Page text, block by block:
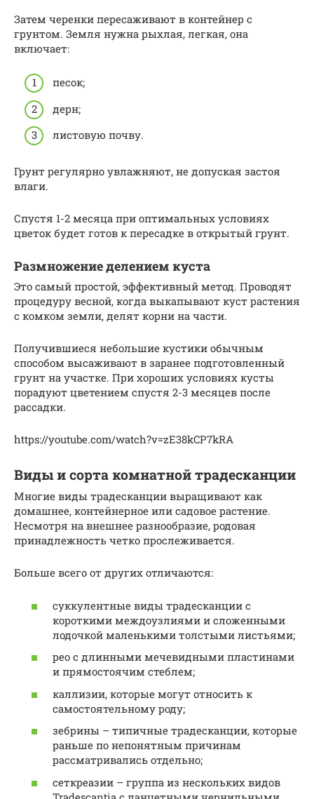
Затем черенки пересаживают в контейнер с
грунтом. Земля нужна рыхлая, легкая, она
включает:
песок;
дерн;
листовую почву.
Грунт регулярно увлажняют, не допуская застоя
влаги.
Спустя 1-2 месяца при оптимальных условиях
цветок будет готов к пересадке в открытый грунт.
Размножение делением куста
Это самый простой, эффективный метод. Проводят
процедуру весной, когда выкапывают куст растения
с комком земли, делят корни на части.
Получившиеся небольшие кустики обычным
способом высаживают в заранее подготовленный
грунт на участке. При хороших условиях кусты
порадуют цветением спустя 2-3 месяцев после
рассадки.
https://youtube.com/watch?v=zE38kCP7kRA
Виды и сорта комнатной традесканции
Многие виды традесканции выращивают как
домашнее, контейнерное или садовое растение.
Несмотря на внешнее разнообразие, родовая
принадлежность четко прослеживается.
Больше всего от других отличаются:
суккулентные виды традесканции с
короткими междоузлиями и сложенными
лодочкой маленькими толстыми листьями;
рео с длинными мечевидными пластинами
и прямостоячим стеблем;
каллизии, которые могут относить к
самостоятельному роду;
зебрины – типичные традесканции, которые
раньше по непонятным причинам
рассматривались отдельно;
сеткреазии – группа из нескольких видов